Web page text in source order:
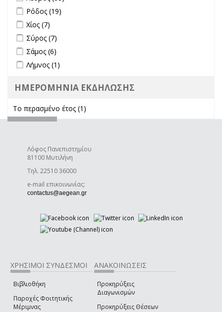
Apply Ρόδος filter
Ρόδος (19)
Apply Χίος filter
Χίος (7)
Apply Σύρος filter
Σύρος (7)
Apply Σάμος filter
Σάμος (6)
Apply Λήμνος filter
Λήμνος (1)
ΗΜΕΡΟΜΗΝΙΑ ΕΚΔΗΛΩΣΗΣ
Το περασμένο έτος (1)
Λόφος Πανεπιστημίου
81100 Μυτιλήνη
Τηλ. 22510 36000
e-mail επικοινωνίας:
contactus@aegean.gr
ΧΡΗΣΙΜΟΙ ΣΥΝΔΕΣΜΟΙ
Βιβλιοθήκη
Παροχές Φοιτητικής
Μέριμνας
ΑΝΑΚΟΙΝΩΣΕΙΣ
Προκηρύξεις
Διαγωνισμών
Προκηρύξεις Θέσεων